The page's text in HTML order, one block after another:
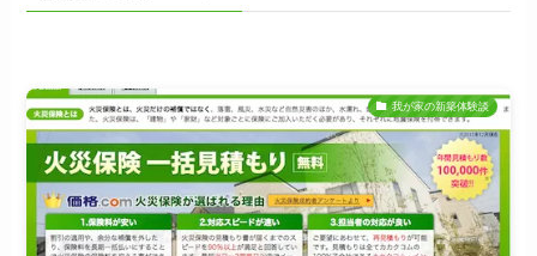
我が家の新築体験談